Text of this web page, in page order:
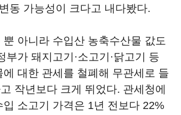
동 가능성이 크다고 내다봤다.
아니라 수입산 농축수산물 값도
부가 돼지고기·소고기·닭고기 등
대한 관세를 철폐해 무관세로 들
작년보다 크게 뛰었다. 관세청에
입 소고기 가격은 1년 전보다 22%